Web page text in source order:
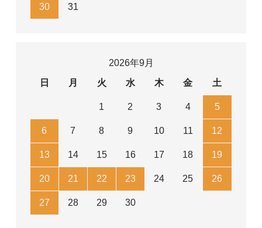
30 31
2026年9月
日
月 火 水 木 金 土
1 2 3 4 5
6 7 8 9 10 11 12
13 14 15 16 17 18 19
20 21 22 23 24 25 26
27 28 29 30